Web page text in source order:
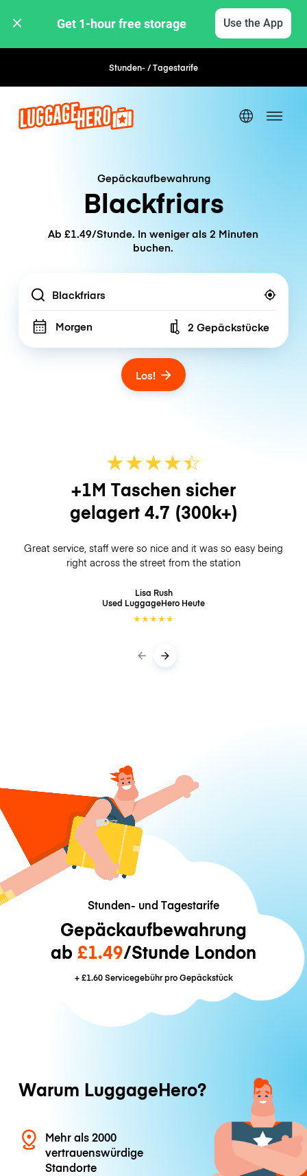
Get 1-hour free storage Use the App
Stunden- / TagestarifeFlexible Buchung
Gepäckaufbewahrung
Blackfriars
Ab £1.49/Stunde. In weniger als 2 Minuten
buchen.
Location
Morgen Number of bags
2 Gepäckstücke
Los!
★★★★☆
★
+1M Taschen sicher
gelagert 4.7 (300k+)
Great service, staff were so nice and it was so easy being
right across the street from the station
Lisa Rush
Used LuggageHero Heute
★★★★★
Stunden- und Tagestarife
Gepäckaufbewahrung
ab £1.49/Stunde London
+£1.60Servicegebühr pro Gepäckstück
Warum LuggageHero?
Mehr als 2000
vertrauenswürdige
Standorte